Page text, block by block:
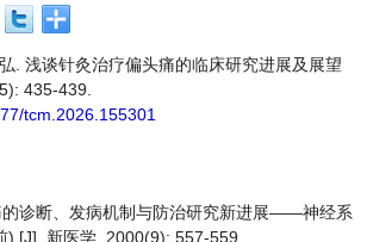
. 浅谈针灸治疗偏头痛的临床研究进展及展望
435-439.
tcm.2026.155301
的诊断、发病机制与防治研究新进展——神经系
) [J]. 新医学, 2000(9): 557-559.